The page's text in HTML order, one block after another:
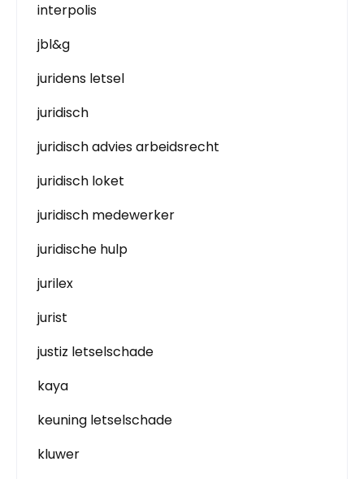
interpolis
jbl&g
juridens letsel
juridisch
juridisch advies arbeidsrecht
juridisch loket
juridisch medewerker
juridische hulp
jurilex
jurist
justiz letselschade
kaya
keuning letselschade
kluwer